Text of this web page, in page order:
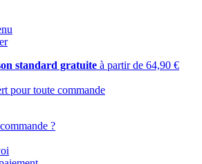
standard gratuite à partir de 64,90 €
pour toute commande
?